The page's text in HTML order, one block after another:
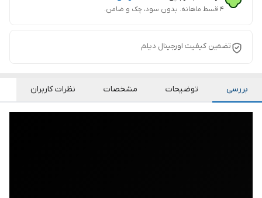
۴ قسط ماهانه. بدون سود، چک و ضامن.
تضمین کیفیت اورجینال دیلم
بررسی توضیحات مشخصات نظرات کاربران